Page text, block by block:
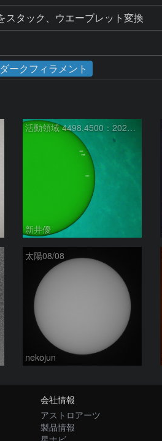
ダークフィラメント
活動領域 4498,4500：2026/08/08
新井優
太陽08/08
nekojun
会社情報
アストロアーツ
製品情報